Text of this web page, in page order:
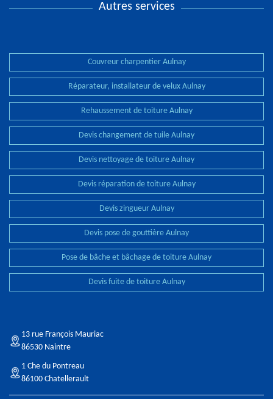
Autres services
Couvreur charpentier Aulnay
Réparateur, installateur de velux Aulnay
Rehaussement de toiture Aulnay
Devis changement de tuile Aulnay
Devis nettoyage de toiture Aulnay
Devis réparation de toiture Aulnay
Devis zingueur Aulnay
Devis pose de gouttière Aulnay
Pose de bâche et bâchage de toiture Aulnay
Devis fuite de toiture Aulnay
13 rue François Mauriac
86530 Naintre
1 Che du Pontreau
86100 Chatellerault